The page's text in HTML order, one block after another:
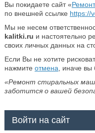
Вы покидаете сайт «
по внешней ссылке https://
Мы не несем
kalitki.ru и настоятельно
своих личных данных на
Если Вы не хотите
нажмите отмена , иначе
«Ремонт стиральных
заботится о вашей
Войти на сайт